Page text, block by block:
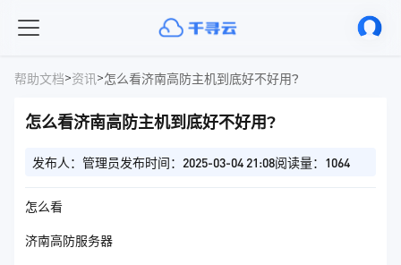
帮助文档>资讯>怎么看济南高防主机到底好不好用?
怎么看济南高防主机到底好不好用?
发布人：管理员发布时间：2025-03-04 21:08阅读量：1064
怎么看
济南高防服务器